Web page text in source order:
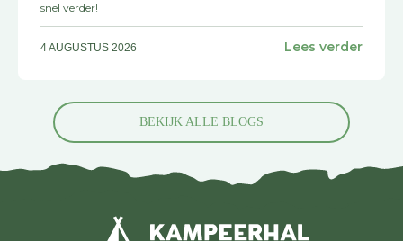
BEKIJK ALLE BLOGS
snel verder!
4 AUGUSTUS 2026 Lees verder